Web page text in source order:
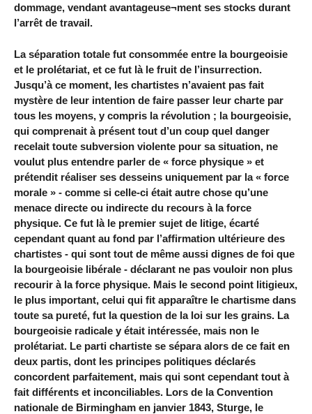
dommage, vendant avantageuse¬ment ses stocks durant
l’arrêt de travail.
La séparation totale fut consommée entre la bourgeoisie
et le prolétariat, et ce fut là le fruit de l’insurrection.
Jusqu’à ce moment, les chartistes n’avaient pas fait
mystère de leur intention de faire passer leur charte par
tous les moyens, y compris la révolution ; la bourgeoisie,
qui comprenait à présent tout d’un coup quel danger
recelait toute subversion violente pour sa situation, ne
voulut plus entendre parler de « force physique » et
prétendit réaliser ses desseins uniquement par la « force
morale » - comme si celle-ci était autre chose qu’une
menace directe ou indirecte du recours à la force
physique. Ce fut là le premier sujet de litige, écarté
cependant quant au fond par l’affirmation ultérieure des
chartistes - qui sont tout de même aussi dignes de foi que
la bourgeoisie libérale - déclarant ne pas vouloir non plus
recourir à la force physique. Mais le second point litigieux,
le plus important, celui qui fit apparaître le chartisme dans
toute sa pureté, fut la question de la loi sur les grains. La
bourgeoisie radicale y était intéressée, mais non le
prolétariat. Le parti chartiste se sépara alors de ce fait en
deux partis, dont les principes politiques déclarés
concordent parfaitement, mais qui sont cependant tout à
fait différents et inconciliables. Lors de la Convention
nationale de Birmingham en janvier 1843, Sturge, le